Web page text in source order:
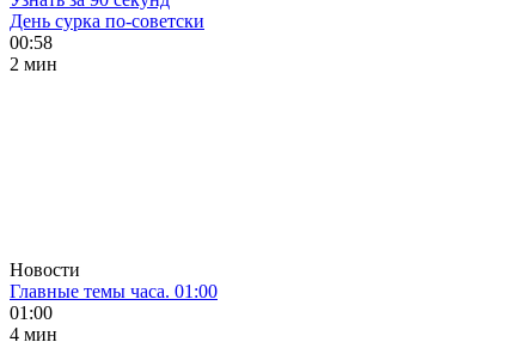
День сурка по-советски
00:58
2 мин
Новости
Главные темы часа. 01:00
01:00
4 мин